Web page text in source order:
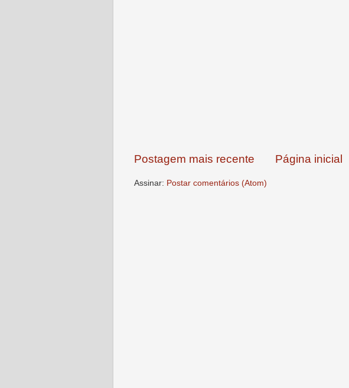
Postagem mais recente Página inicial
Assinar: Postar comentários (Atom)